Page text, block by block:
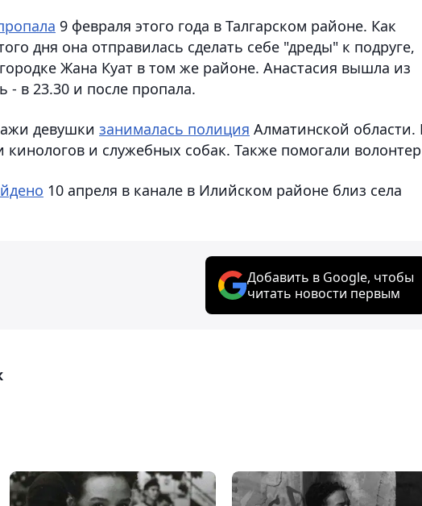
9 февраля этого года в Талгарском районе. Как
дня она отправилась сделать себе "дреды" к подруге,
Жана Куат в том же районе. Анастасия вышла из
- в 23.30 и после пропала.
девушки занималась полиция Алматинской области.
и служебных собак. Также помогали
10 апреля в канале в Илийском районе близ села
Добавить в Google, чтобы
читать новости первым